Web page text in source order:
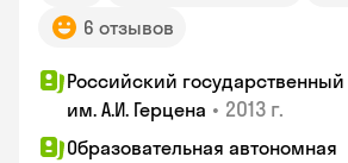
6 отзывов
Российский
им. А.И. Герцена • 2013 г.
Образовательная автономная